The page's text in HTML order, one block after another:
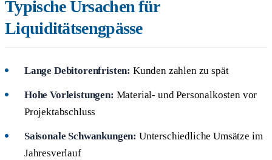
Typische Ursachen für
Liquiditätsengpässe
Lange Debitorenfristen: Kunden zahlen zu spät
Hohe Vorleistungen: Material- und Personalkosten vor
Projektabschluss
Saisonale Schwankungen: Unterschiedliche Umsätze im
Jahresverlauf